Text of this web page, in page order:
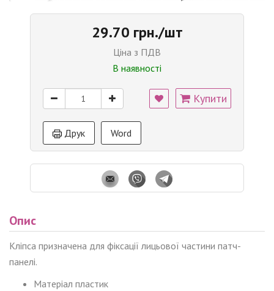
29.70 грн./шт
Ціна з ПДВ
В наявності
Купити
Друк Word
Опис
Кліпса призначена для фіксації лицьової частини патч-
панелі.
Матеріал пластик